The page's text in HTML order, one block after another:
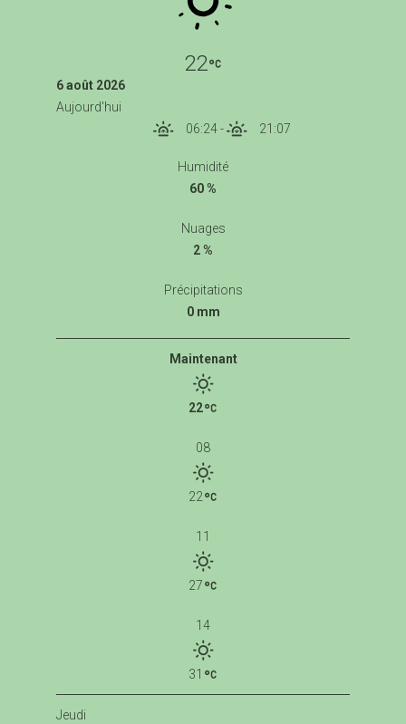
22
6 août 2026
Aujourd'hui
06:24- 21:07
Humidité
60 %
Nuages
2 %
Précipitations
0 mm
Maintenant
22
08
22
11
27
14
31
Jeudi